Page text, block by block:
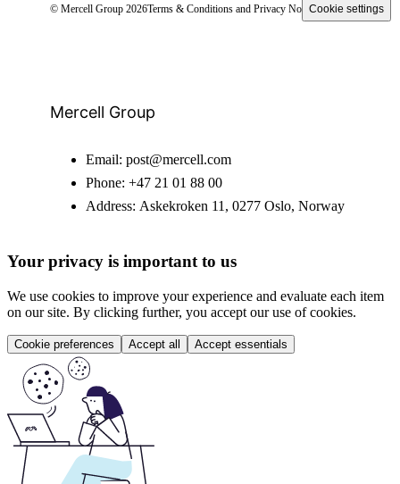
© Mercell Group 2026Terms & Conditions and Privacy NoticeCookie settings
Mercell Group
Email: post@mercell.com
Phone: +47 21 01 88 00
Address: Askekroken 11, 0277 Oslo, Norway
Your privacy is important to us
We use cookies to improve your experience and evaluate each item
on our site. By clicking further, you accept our use of cookies.
Cookie preferences Accept all Accept essentials